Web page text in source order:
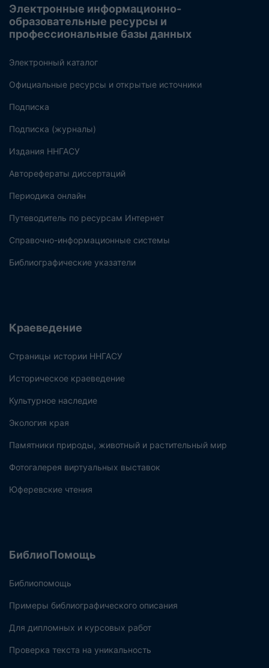
Электронные информационно-
образовательные ресурсы и
профессиональные базы данных
Электронный каталог
Официальные ресурсы и открытые источники
Подписка
Подписка (журналы)
Издания ННГАСУ
Авторефераты диссертаций
Периодика онлайн
Путеводитель по ресурсам Интернет
Справочно-информационные системы
Библиографические указатели
Краеведение
Страницы истории ННГАСУ
Историческое краеведение
Культурное наследие
Экология края
Памятники природы, животный и растительный мир
Фотогалерея виртуальных выставок
Юферевские чтения
БиблиоПомощь
Библиопомощь
Примеры библиографического описания
Для дипломных и курсовых работ
Проверка текста на уникальность